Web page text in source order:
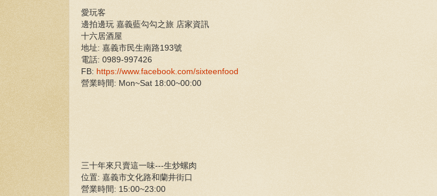
愛玩客
邊拍邊玩 嘉義藍勾勾之旅 店家資訊
十六居酒屋
地址: 嘉義市民生南路193號
電話: 0989-997426
FB: https://www.facebook.com/sixteenfood
營業時間: Mon~Sat 18:00~00:00
三十年來只賣這一味---生炒螺肉
位置: 嘉義市文化路和蘭井街口
營業時間: 15:00~23:00